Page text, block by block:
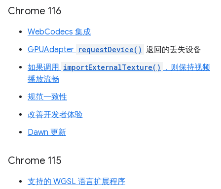
Chrome 116
WebCodecs 集成
GPUAdapter requestDevice() 返回的丢失设备
如果调用 importExternalTexture()
，则保持视频
播放流畅
规范一致性
改善开发者体验
Dawn 更新
Chrome 115
支持的 WGSL 语言扩展程序